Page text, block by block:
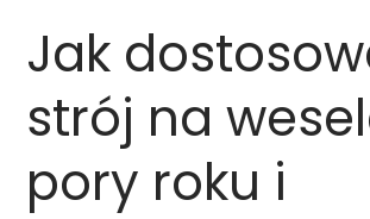
Jak
strój na
pory roku i